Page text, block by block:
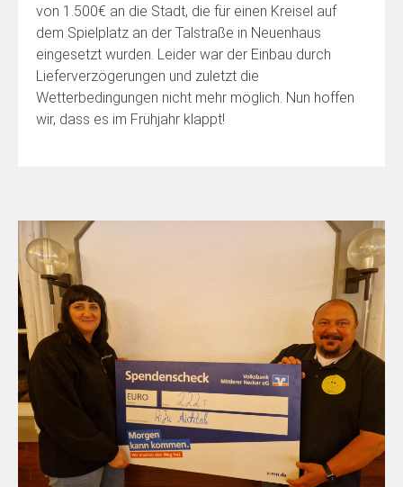
von 1.500€ an die Stadt, die für einen Kreisel auf
dem Spielplatz an der Talstraße in Neuenhaus
eingesetzt wurden. Leider war der Einbau durch
Lieferverzögerungen und zuletzt die
Wetterbedingungen nicht mehr möglich. Nun hoffen
wir, dass es im Frühjahr klappt!